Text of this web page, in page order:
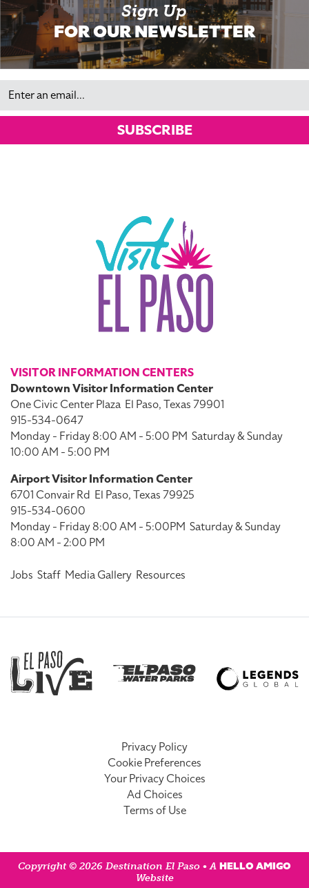
Sign Up
FOR OUR NEWSLETTER
Email
SUBSCRIBE
VISITOR INFORMATION CENTERS
Downtown Visitor Information Center
One Civic Center Plaza El Paso, Texas 79901
915-534-0647
Monday - Friday 8:00 AM - 5:00 PM Saturday & Sunday
10:00 AM - 5:00 PM
Airport Visitor Information Center
6701 Convair Rd El Paso, Texas 79925
915-534-0600
Monday - Friday 8:00 AM - 5:00PM Saturday & Sunday
8:00 AM - 2:00 PM
Jobs Staff Media Gallery Resources
Privacy Policy
Cookie Preferences
Your Privacy Choices
Ad Choices
Terms of Use
Copyright © 2026 Destination El Paso • A HELLO AMIGO
Website